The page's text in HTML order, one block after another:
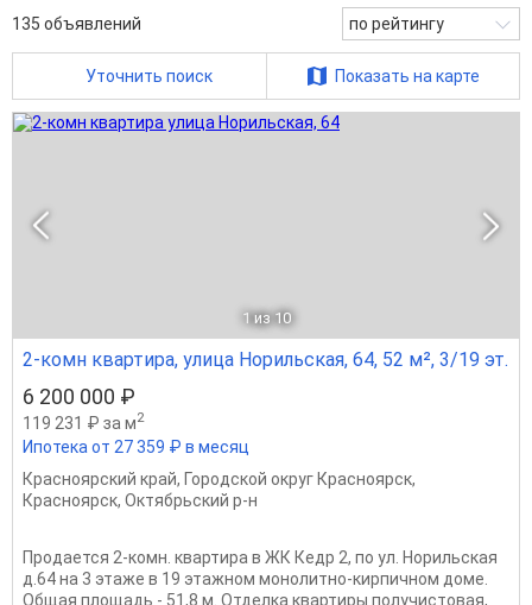
135 объявлений по рейтингу
Уточнить поиск Показать на карте
1 из 10
2-комн квартира, улица Норильская, 64, 52 м², 3/19 эт.
6 200 000 ₽
119 231 ₽ за м2
Ипотека от 27 359 ₽ в месяц
Красноярский край, Городской округ Красноярск,
Красноярск, Октябрьский р-н
Продается 2-комн. квартира в ЖК Кедр 2, по ул. Норильская
д.64 на 3 этаже в 19 этажном монолитно-кирпичном доме.
Общая площадь - 51,8 м. Отделка квартиры получистовая,